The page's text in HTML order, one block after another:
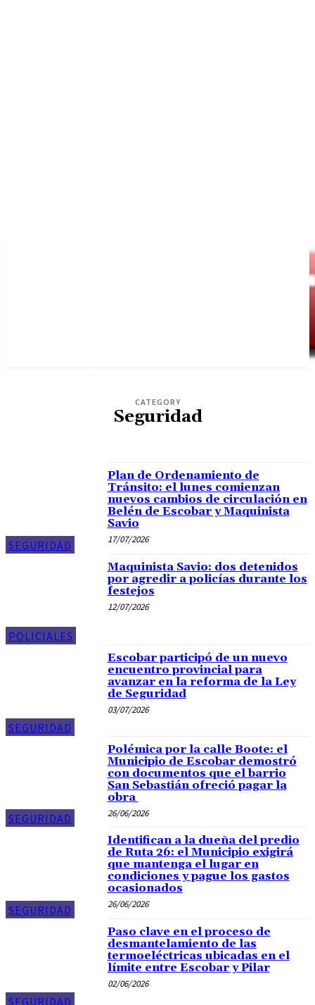
CATEGORY
Seguridad
SEGURIDAD
Plan de Ordenamiento de
Tránsito: el lunes comienzan
nuevos cambios de circulación en
Belén de Escobar y Maquinista
Savio
17/07/2026
POLICIALES
Maquinista Savio: dos detenidos
por agredir a policías durante los
festejos
12/07/2026
SEGURIDAD
Escobar participó de un nuevo
encuentro provincial para
avanzar en la reforma de la Ley
de Seguridad
03/07/2026
SEGURIDAD
Polémica por la calle Boote: el
Municipio de Escobar demostró
con documentos que el barrio
San Sebastián ofreció pagar la
obra
26/06/2026
SEGURIDAD
Identifican a la dueña del predio
de Ruta 26: el Municipio exigirá
que mantenga el lugar en
condiciones y pague los gastos
ocasionados
26/06/2026
SEGURIDAD
Paso clave en el proceso de
desmantelamiento de las
termoeléctricas ubicadas en el
límite entre Escobar y Pilar
02/06/2026